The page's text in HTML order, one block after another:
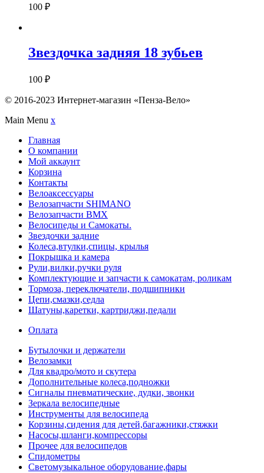
100 ₽
Звездочка задняя 18 зубьев
100 ₽
© 2016-2023 Интернет-магазин «Пенза-Вело»
Main Menu x
Главная
О компании
Мой аккаунт
Корзина
Контакты
Велоаксессуары
Велозапчасти SHIMANO
Велозапчасти BMX
Велосипеды и Самокаты.
Звездочки задние
Колеса,втулки,спицы, крылья
Покрышка и камера
Рули,вилки,ручки руля
Комплектующие и запчасти к самокатам, роликам
Тормоза, переключатели, подшипники
Цепи,смазки,седла
Шатуны,каретки, картриджи,педали
Оплата
Бутылочки и держатели
Велозамки
Для квадро/мото и скутера
Дополнительные колеса,подножки
Сигналы пневматические, дудки, звонки
Зеркала велосипедные
Инструменты для велосипеда
Корзины,сидения для детей,багажники,стяжки
Насосы,шланги,компрессоры
Прочее для велосипедов
Спидометры
Светомузыкальное оборудование,фары